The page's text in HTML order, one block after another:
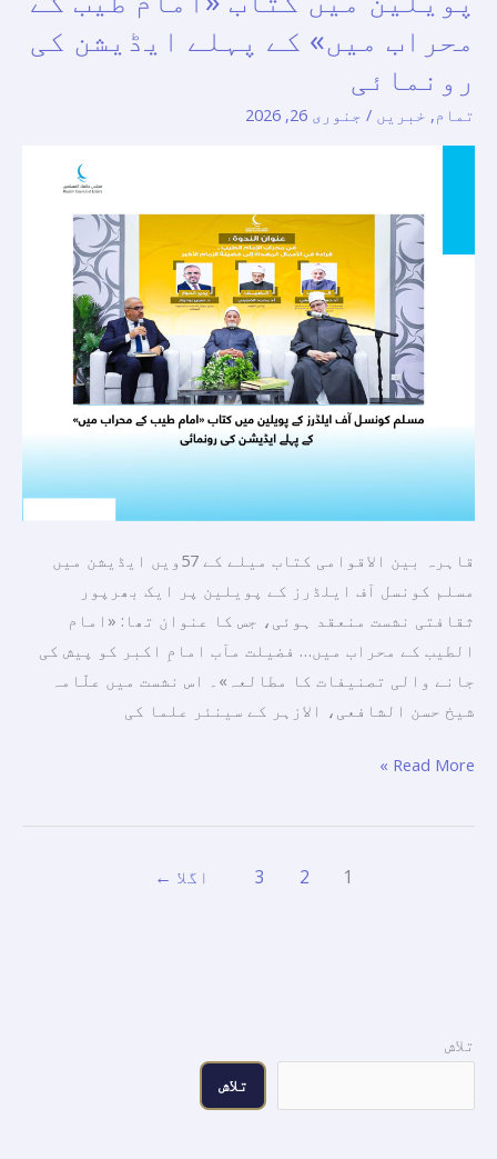
محراب میں» کے پہلے ایڈیشن کی
رونمائی
تمام, خبریں / جنوری 26, 2026
قاہرہ بین الاقوامی کتاب میلے کے 57ویں ایڈیشن میں
مسلم کونسل آف ایلڈرز کے پویلین پر ایک بھرپور
ثقافتی نشست منعقد ہوئی، جس کا عنوان تھا: «امام
الطیب کے محراب میں… فضیلت مآب امامِ اکبر کو پیش کی
جانے والی تصنیفات کا مطالعہ»۔ اس نشست میں علّامہ
شیخ حسن الشافعی، الازہر کے سینئر علما کی
آف
ایلڈرز
کے
ایڈیشن
رونمائی
Read More »
1
2
3 اگلا ←
تلاش
تلاش